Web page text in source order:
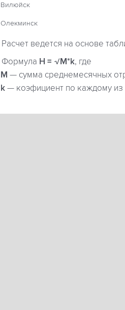
Вилюйск
Олекминск
Расчет ведется на основе
Формула H = √M*k, где
М — сумма среднемесячных
k — коэфициент по каждому из